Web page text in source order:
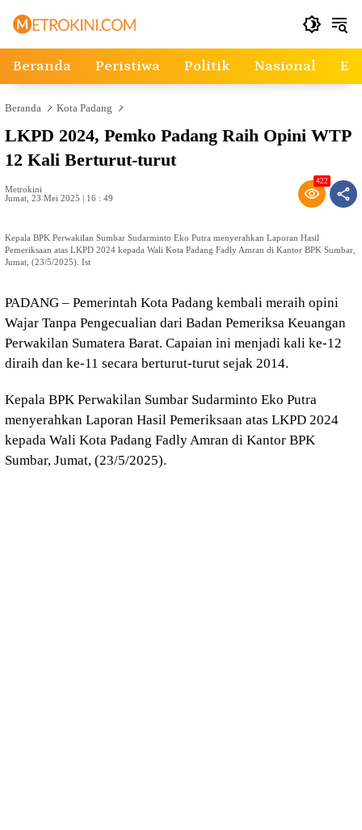
Beranda Peristiwa Politik Nasional
Beranda Kota Padang
LKPD 2024, Pemko Padang Raih Opini WTP
12 Kali Berturut-turut
Metrokini
Jumat, 23 Mei 2025 | 16 : 49
422
Kepala BPK Perwakilan Sumbar Sudarminto Eko Putra menyerahkan Laporan Hasil
Pemeriksaan atas LKPD 2024 kepada Wali Kota Padang Fadly Amran di Kantor BPK Sumbar,
Jumat, (23/5/2025). Ist
PADANG – Pemerintah Kota Padang kembali meraih opini
Wajar Tanpa Pengecualian dari Badan Pemeriksa Keuangan
Perwakilan Sumatera Barat. Capaian ini menjadi kali ke-12
diraih dan ke-11 secara berturut-turut sejak 2014.
Kepala BPK Perwakilan Sumbar Sudarminto Eko Putra
menyerahkan Laporan Hasil Pemeriksaan atas LKPD 2024
kepada Wali Kota Padang Fadly Amran di Kantor BPK
Sumbar, Jumat, (23/5/2025).